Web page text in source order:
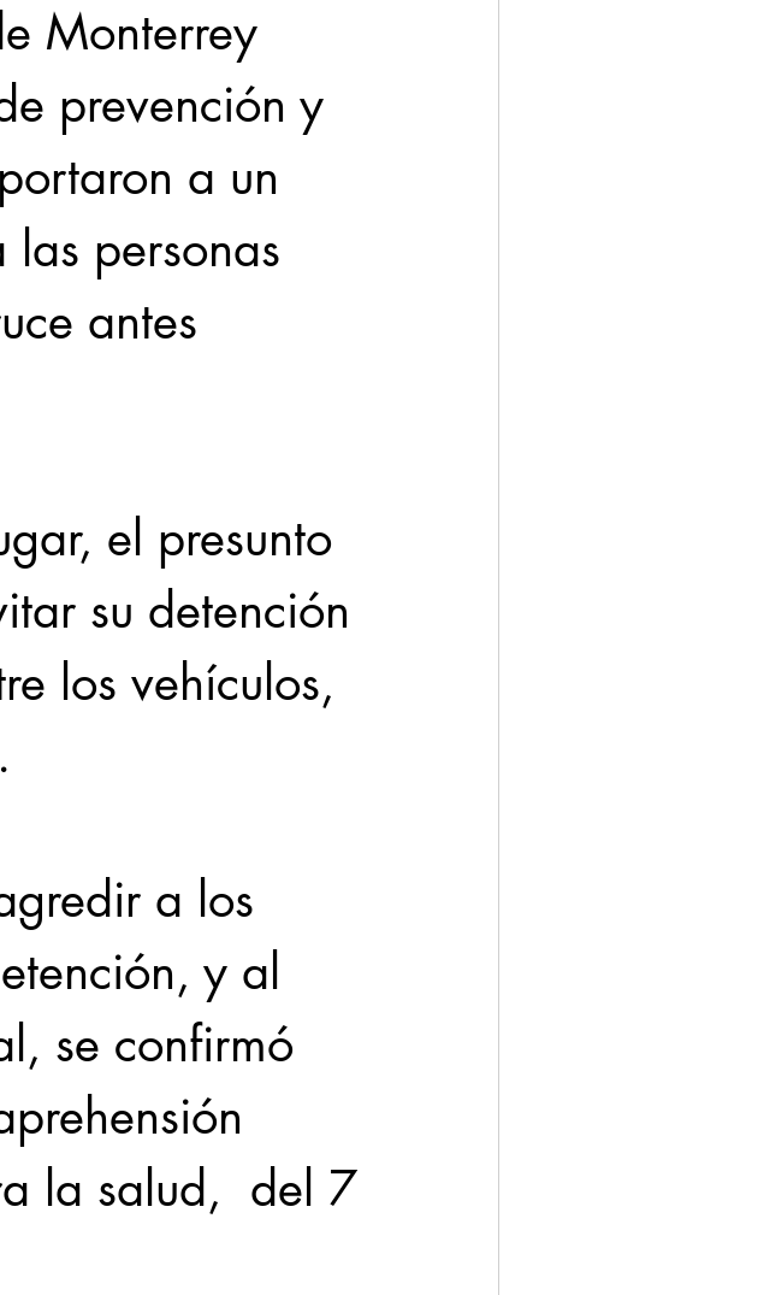
Monterrey
prevención y
a un
personas
antes
el presunto
su detención
los vehículos,
a los
y al
se confirmó
la salud,  del 7